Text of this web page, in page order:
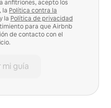
anfitriones, acepto los
, la Política contra la
la Política de privacidad
para que Airbnb
de contacto con el
guía